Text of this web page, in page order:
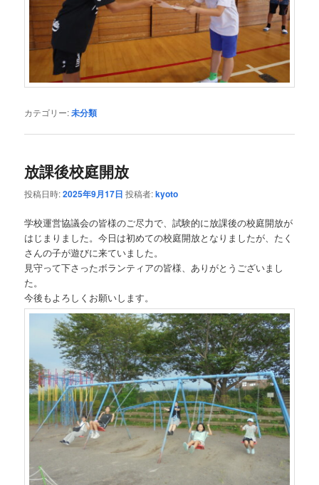
カテゴリー:未分類
放課後校庭開放
投稿日時:2025年9月17日 投稿者:kyoto
学校運営協議会の皆様のご尽力で、試験的に放課後の校庭開放が
はじまりました。今日は初めての校庭開放となりましたが、たく
さんの子が遊びに来ていました。
見守って下さったボランティアの皆様、ありがとうございまし
た。
今後もよろしくお願いします。